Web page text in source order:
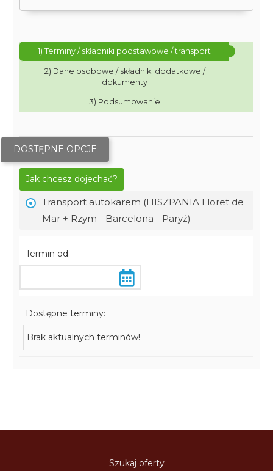
1) Terminy / składniki podstawowe / transport
2) Dane osobowe / składniki dodatkowe /
dokumenty
3) Podsumowanie
DOSTĘPNE OPCJE
Jak chcesz dojechać?
Transport autokarem (HISZPANIA Lloret de
Mar + Rzym - Barcelona - Paryż)
Termin od:
Dostępne terminy:
Brak aktualnych terminów!
Szukaj oferty